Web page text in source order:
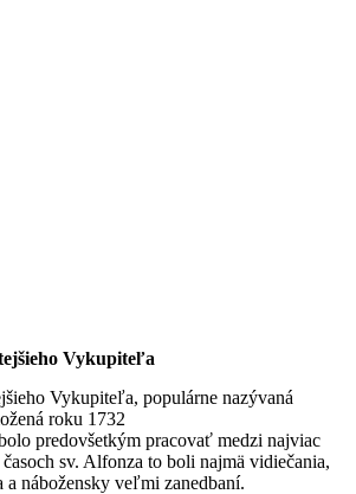
Vykupiteľa
Vykupiteľa, populárne nazývaná
roku 1732
predovšetkým pracovať medzi najviac
sv. Alfonza to boli najmä vidiečania,
nábožensky veľmi zanedbaní.